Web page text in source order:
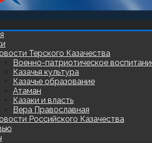
Терского Казачества
Военно-патриотическое
Казачья культура
Казачье образование
Атаман
Казаки и власть
Вера Православная
Российского Казачества